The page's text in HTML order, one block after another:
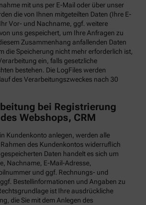
mit uns per E-Mail oder über unser
die von Ihnen mitgeteilten Daten (Ihre E-
Vor- und Nachname, ggf. weitere
uns gespeichert, um Ihre Anfragen zu
Zusammenhang anfallenden Daten
die Speicherung nicht mehr erforderlich ist,
ein, falls gesetzliche
bestehen. Die LogFiles werden
des Verarbeitungszweckes nach 30
bei Registrierung
Webshops, CRM
Kundenkonto anlegen, werden alle
des Kundenkontos widerruflich
Daten handelt es sich um
Nachname, E-Mail-Adresse,
und ggf. Rechnungs- und
Bestellinformationen und Angaben zu
ist Ihre ausdrückliche
die Sie mit dem Anlegen des